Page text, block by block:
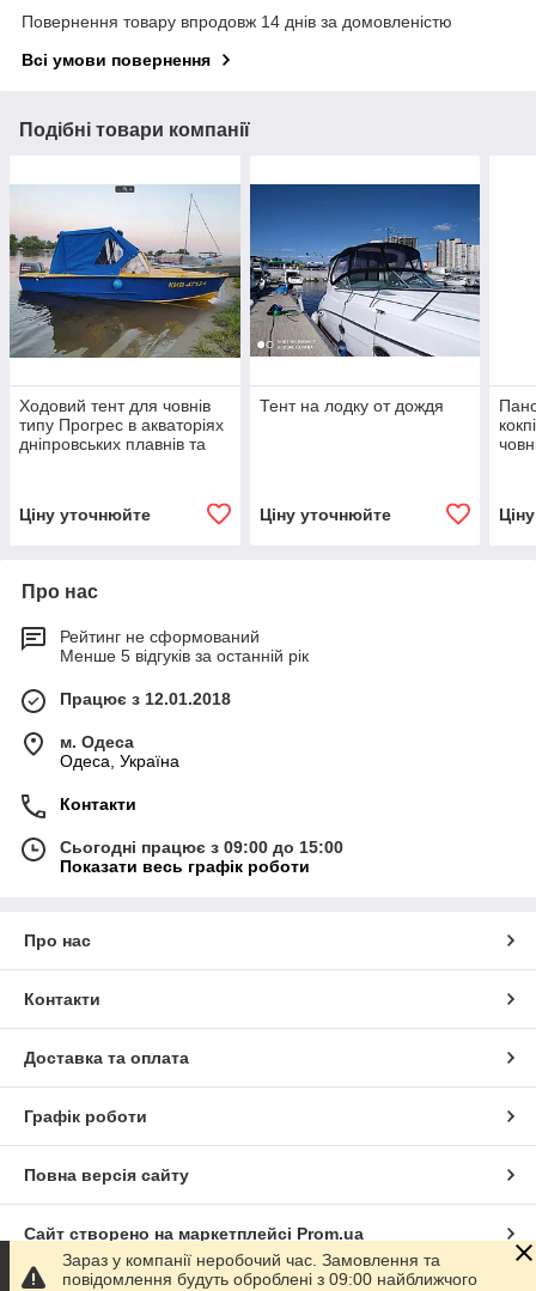
Повернення товару впродовж 14 днів за домовленістю
Всі умови повернення
Подібні товари компанії
Ходовий тент для човнів
типу Прогрес в акваторіях
дніпровських плавнів та
Ціну уточнюйте
Тент на лодку от дождя
Ціну уточнюйте
Про нас
Рейтинг не сформований
Менше 5 відгуків за останній рік
Працює з 12.01.2018
м. Одеса
Одеса, Україна
Контакти
Сьогодні працює з 09:00 до 15:00
Показати весь графік роботи
Про нас
Контакти
Доставка та оплата
Графік роботи
Повна версія сайту
Сайт створено на маркетплейсі Prom.ua
Зараз у компанії неробочий час. Замовлення та
повідомлення будуть оброблені з 09:00 найближчого